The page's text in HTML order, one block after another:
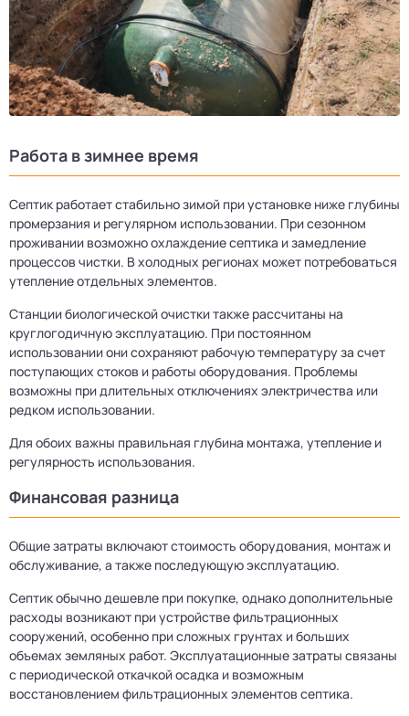
Работа в зимнее время
Септик работает стабильно зимой при установке ниже глубины
промерзания и регулярном использовании. При сезонном
проживании возможно охлаждение септика и замедление
процессов чистки. В холодных регионах может потребоваться
утепление отдельных элементов.
Станции биологической очистки также рассчитаны на
круглогодичную эксплуатацию. При постоянном
использовании они сохраняют рабочую температуру за счет
поступающих стоков и работы оборудования. Проблемы
возможны при длительных отключениях электричества или
редком использовании.
Для обоих важны правильная глубина монтажа, утепление и
регулярность использования.
Финансовая разница
Общие затраты включают стоимость оборудования, монтаж и
обслуживание, а также последующую эксплуатацию.
Септик обычно дешевле при покупке, однако дополнительные
расходы возникают при устройстве фильтрационных
сооружений, особенно при сложных грунтах и больших
объемах земляных работ. Эксплуатационные затраты связаны
с периодической откачкой осадка и возможным
восстановлением фильтрационных элементов септика.